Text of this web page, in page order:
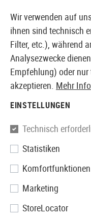
JTG
Bloodtype
Patch 0 Neg
Wir verwenden auf
ihnen sind technisch
Filter, etc.), während
Analysezwecke
Empfehlung) oder
akzeptieren. Mehr
EINSTELLUNGEN
Technisch
Statistiken
Komfortfunktionen
Marketing
StoreLocator